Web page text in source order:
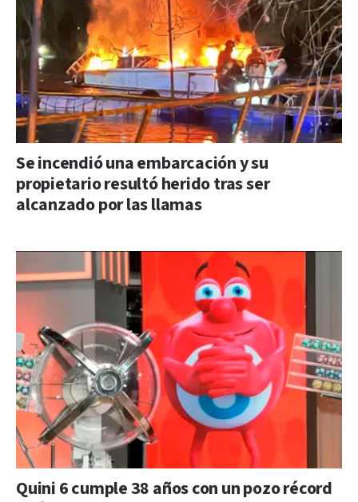
Se incendió una embarcación y su
propietario resultó herido tras ser
alcanzado por las llamas
Quini 6 cumple 38 años con un pozo récord